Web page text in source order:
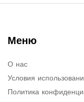
Меню
О нас
Условия
Политика